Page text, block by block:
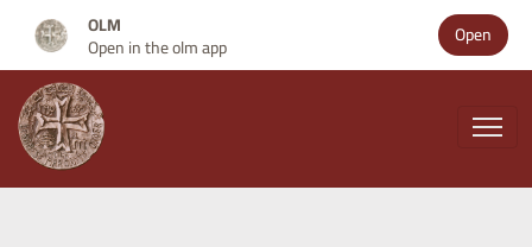
Open
OLM
Open in the olm app